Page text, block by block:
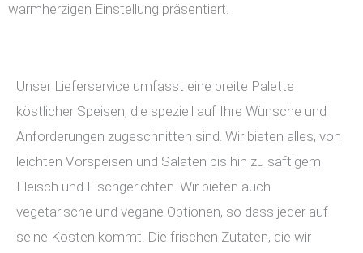
warmherzigen Einstellung präsentiert.
Unser Lieferservice umfasst eine breite Palette
köstlicher Speisen, die speziell auf Ihre Wünsche und
Anforderungen zugeschnitten sind. Wir bieten alles, von
leichten Vorspeisen und Salaten bis hin zu saftigem
Fleisch und Fischgerichten. Wir bieten auch
vegetarische und vegane Optionen, so dass jeder auf
seine Kosten kommt. Die frischen Zutaten, die wir